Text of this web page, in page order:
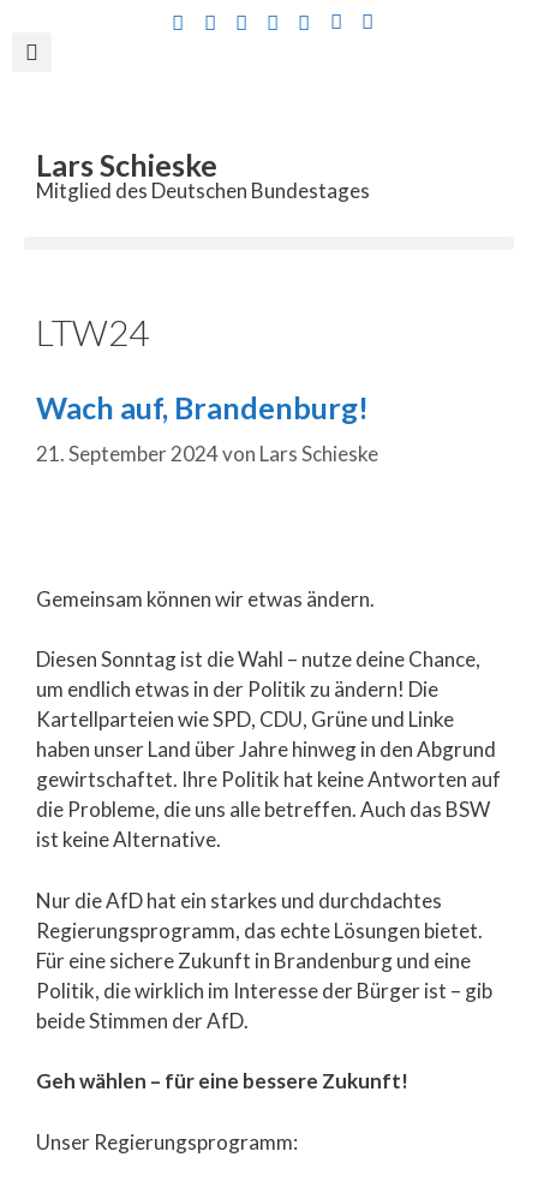
Lars Schieske
Mitglied des Deutschen Bundestages
LTW24
Wach auf, Brandenburg!
21. September 2024von Lars Schieske
Gemeinsam können wir etwas ändern.
Diesen Sonntag ist die Wahl – nutze deine Chance,
um endlich etwas in der Politik zu ändern! Die
Kartellparteien wie SPD, CDU, Grüne und Linke
haben unser Land über Jahre hinweg in den Abgrund
gewirtschaftet. Ihre Politik hat keine Antworten auf
die Probleme, die uns alle betreffen. Auch das BSW
ist keine Alternative.
Nur die AfD hat ein starkes und durchdachtes
Regierungsprogramm, das echte Lösungen bietet.
Für eine sichere Zukunft in Brandenburg und eine
Politik, die wirklich im Interesse der Bürger ist – gib
beide Stimmen der AfD.
Geh wählen – für eine bessere Zukunft!
Unser Regierungsprogramm: